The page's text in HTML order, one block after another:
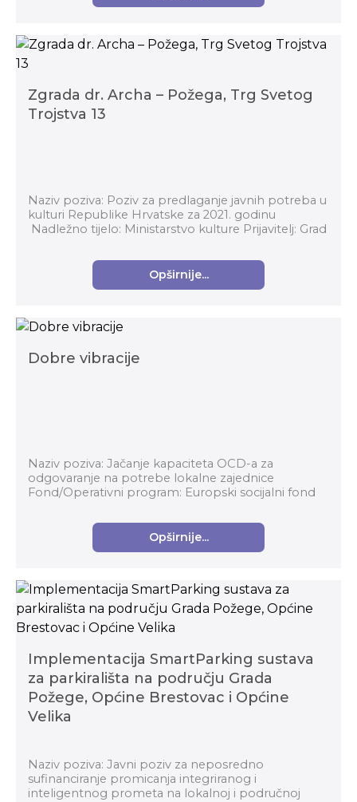
Zgrada dr. Archa – Požega, Trg Svetog
Trojstva 13
Naziv poziva: Poziv za predlaganje javnih potreba u
kulturi Republike Hrvatske za 2021. godinu
Nadležno tijelo: Ministarstvo kulture Prijavitelj: Grad
Opširnije...
Dobre vibracije
Naziv poziva: Jačanje kapaciteta OCD-a za
odgovaranje na potrebe lokalne zajednice
Fond/Operativni program: Europski socijalni fond
Opširnije...
Implementacija SmartParking sustava
za parkirališta na području Grada
Požege, Općine Brestovac i Općine
Velika
Naziv poziva: Javni poziv za neposredno
sufinanciranje promicanja integriranog i
inteligentnog prometa na lokalnoj i područnoj